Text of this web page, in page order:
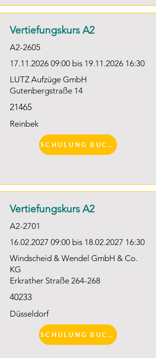
-Antriebstechnik elektrisch
-Gebäudeautomation
Anlagenbeurteilung Teil 2
Erfahrungsaustausch
Vertiefungskurs A2
A2-2605
17.11.2026 09:00 bis 19.11.2026 16:30
LUTZ Aufzüge GmbH
Gutenbergstraße 14
21465
Reinbek
SCHULUNG BUCHEN
Vertiefungskurs A2
A2-2701
16.02.2027 09:00 bis 18.02.2027 16:30
Windscheid & Wendel GmbH & Co.
KG
Erkrather Straße 264-268
40233
Düsseldorf
SCHULUNG BUCHEN